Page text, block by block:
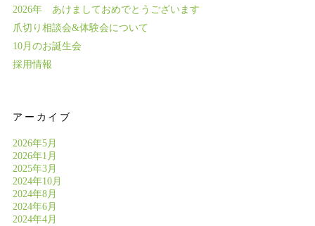
2026年 あけましておめでとうございます
爪切り相談会&体験会について
10月のお誕生会
採用情報
アーカイブ
2026年5月
2026年1月
2025年3月
2024年10月
2024年8月
2024年6月
2024年4月